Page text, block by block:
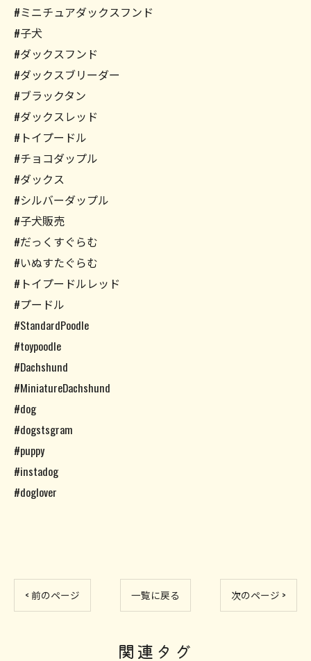
#ミニチュアダックスフンド
#子犬
#ダックスフンド
#ダックスブリーダー
#ブラックタン
#ダックスレッド
#トイプードル
#チョコダップル
#ダックス
#シルバーダップル
#子犬販売
#だっくすぐらむ
#いぬすたぐらむ
#トイプードルレッド
#プードル
#StandardPoodle
#toypoodle
#Dachshund
#MiniatureDachshund
#dog
#dogstsgram
#puppy
#instadog
#doglover
< 前のページ 一覧に戻る 次のページ >
関連タグ